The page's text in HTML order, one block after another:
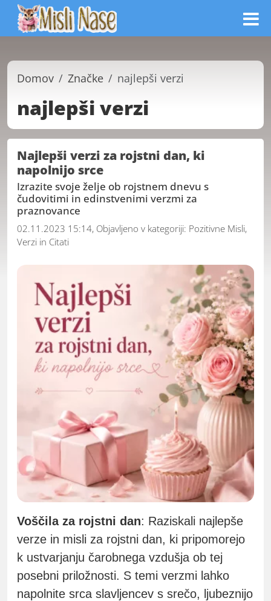
Domov Značke najlepši verzi
najlepši verzi
Najlepši verzi za rojstni dan, ki
napolnijo srce
Izrazite svoje želje ob rojstnem dnevu s
čudovitimi in edinstvenimi verzmi za
praznovance
02.11.2023 15:14, Objavljeno v kategoriji: Pozitivne Misli,
Verzi in Citati
Voščila za rojstni dan: Raziskali najlepše
verze in misli za rojstni dan, ki pripomorejo
k ustvarjanju čarobnega vzdušja ob tej
posebni priložnosti. S temi verzmi lahko
napolnite srca slavljencev s srečo, ljubeznijo